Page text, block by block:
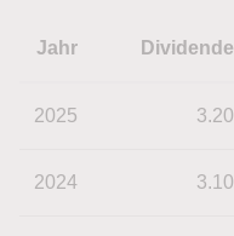
Jahr Dividende
2025 3.20
2024 3.10